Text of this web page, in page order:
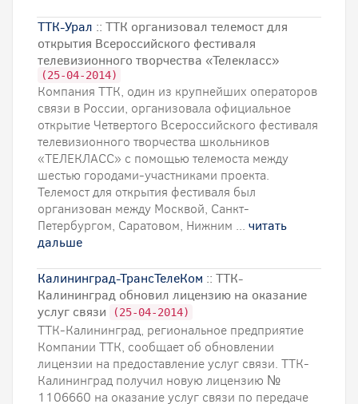
ТТК-Урал :: ТТК организовал телемост для
открытия Всероссийского фестиваля
телевизионного творчества «Телекласс»
(25-04-2014)
Компания ТТК, один из крупнейших операторов
связи в России, организовала официальное
открытие Четвертого Всероссийского фестиваля
телевизионного творчества школьников
«ТЕЛЕКЛАСС» с помощью телемоста между
шестью городами-участниками проекта.
Телемост для открытия фестиваля был
организован между Москвой, Санкт-
Петербургом, Саратовом, Нижним ... читать
дальше
Калининград-ТрансТелеКом :: ТТК-
Калининград обновил лицензию на оказание
услуг связи
(25-04-2014)
ТТК-Калининград, региональное предприятие
Компании ТТК, сообщает об обновлении
лицензии на предоставление услуг связи. ТТК-
Калининград получил новую лицензию №
1106660 на оказание услуг связи по передаче